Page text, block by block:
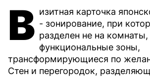
В изитная карточка
- зонирование, при
разделен не на комнаты,
функциональные зоны,
трансформирующиеся по
Стен и перегородок,